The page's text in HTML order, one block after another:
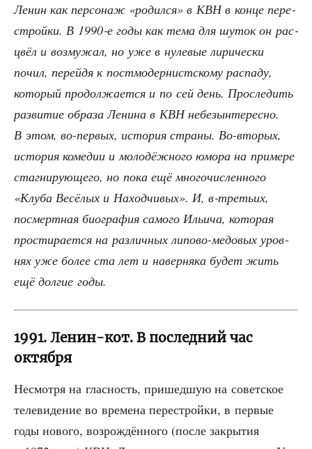
Ленин как пер­со­наж «родил­ся» в КВН в кон­це пере­
строй­ки. В 1990‑е годы как тема для шуток он рас­
цвёл и воз­му­жал, но уже в нуле­вые лири­че­ски
почил, перей­дя к пост­мо­дер­нист­ско­му рас­па­ду,
кото­рый про­дол­жа­ет­ся и по сей день. Про­сле­дить
раз­ви­тие обра­за Лени­на в КВН небезын­те­рес­но.
В этом, во-пер­вых, исто­рия стра­ны. Во-вто­рых,
исто­рия коме­дии и моло­дёж­но­го юмо­ра на при­ме­ре
стагни­ру­ю­ще­го, но пока ещё мно­го­чис­лен­но­го
«Клу­ба Весё­лых и Наход­чи­вых». И, в‑третьих,
посмерт­ная био­гра­фия само­го Ильи­ча, кото­рая
про­сти­ра­ет­ся на раз­лич­ных липо­во-медо­вых уров­
нях уже более ста лет и навер­ня­ка будет жить
ещё дол­гие годы.
1991. Ленин-кот. В последний час
октября
Несмот­ря на глас­ность, при­шед­шую на совет­ское
теле­ви­де­ние во вре­ме­на пере­строй­ки, в пер­вые
годы ново­го, воз­рож­дён­но­го (после закры­тия